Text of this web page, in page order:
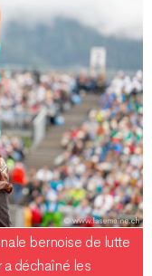
bernoise de lutte
a déchaîné les